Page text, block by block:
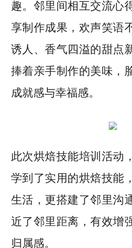
趣。邻里间相互交流心
享制作成果，欢声笑语
诱人、香气四溢的甜点
捧着亲手制作的美味，
成就感与幸福感。
此次烘焙技能培训活动
学到了实用的烘焙技能
生活，更搭建了邻里沟
近了邻里距离，有效增
归属感。